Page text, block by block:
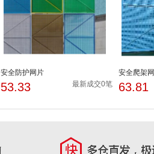
安全防护网片
53.33 最新成交0笔
安全爬架网
63.81